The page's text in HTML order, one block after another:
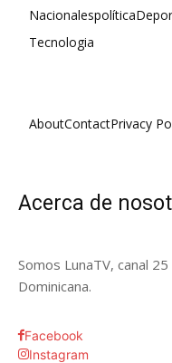
Nacionalespolítica
Tecnologia
AboutContactPrivacy
Acerca de
Somos LunaTV, canal
Dominicana.
Facebook
Instagram